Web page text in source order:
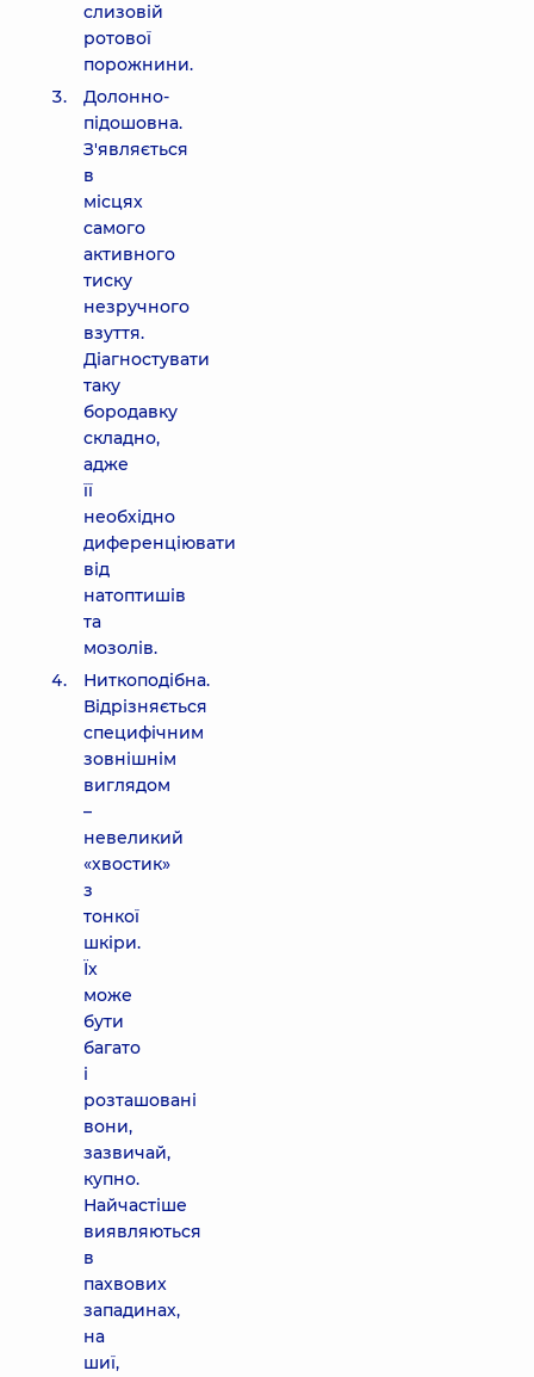
слизовій
ротової
порожнини.
Долонно-
підошовна.
З'являється
в
місцях
самого
активного
тиску
незручного
взуття.
Діагностувати
таку
бородавку
складно,
адже
її
необхідно
диференціювати
від
натоптишів
та
мозолів.
Ниткоподібна.
Відрізняється
специфічним
зовнішнім
виглядом
–
невеликий
«хвостик»
з
тонкої
шкіри.
Їх
може
бути
багато
і
розташовані
вони,
зазвичай,
купно.
Найчастіше
виявляються
в
пахвових
западинах,
на
шиї,